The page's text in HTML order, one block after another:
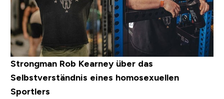
Strongman Rob Kearney über das
Selbstverständnis eines homosexuellen
Sportlers